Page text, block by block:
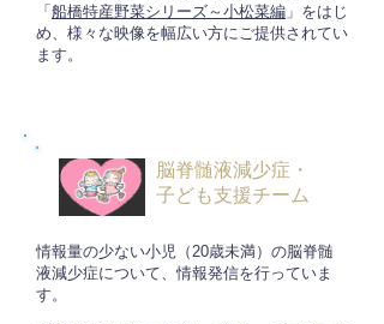
「 船橋特産野菜シリーズ～小松菜編 」をはじ
め、様々な映像を幅広い方にご提供されてい
ます。
脳脊髄液減少症・
子ども支援チーム
情報量の少ない小児（20歳未満）の脳脊髄
液減少症について、情報発信を行っていま
す。